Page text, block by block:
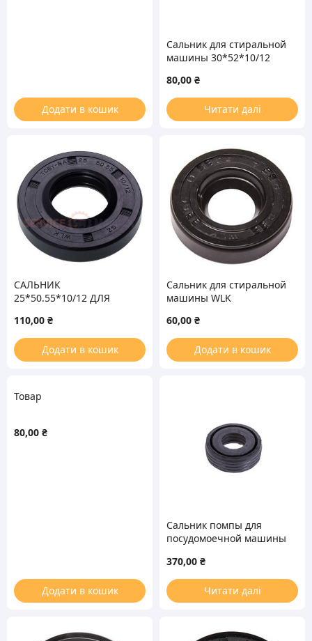
Додати в кошик
Сальник для стиральной
машины 30*52*10/12
80,00 ₴
Читати далі
САЛЬНИК
25*50.55*10/12 ДЛЯ
SAMSUNG
110,00 ₴
Додати в кошик
Сальник для стиральной
машины WLK
60,00 ₴
Додати в кошик
Товар
80,00 ₴
Додати в кошик
Сальник помпы для
посудомоечной машины
171598
370,00 ₴
Читати далі